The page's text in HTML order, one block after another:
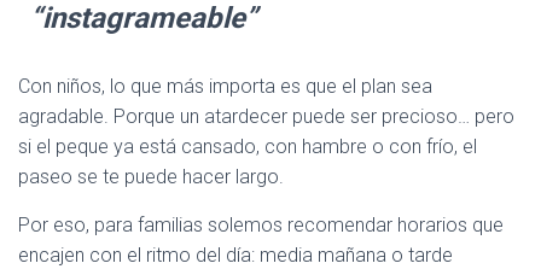
“instagrameable”
Con niños, lo que más importa es que el plan sea
agradable. Porque un atardecer puede ser precioso… pero
si el peque ya está cansado, con hambre o con frío, el
paseo se te puede hacer largo.
Por eso, para familias solemos recomendar horarios que
encajen con el ritmo del día: media mañana o tarde